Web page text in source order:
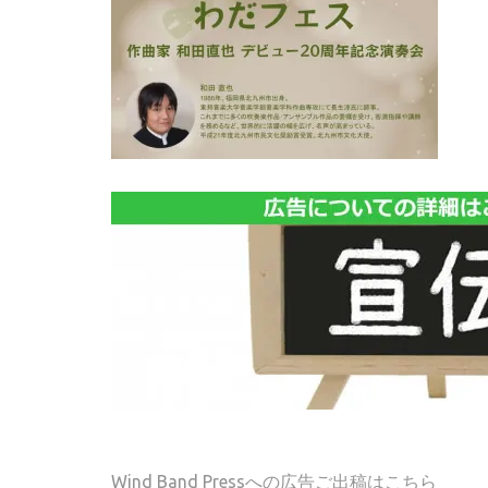
Wind Band Pressへの広告ご出稿はこちら